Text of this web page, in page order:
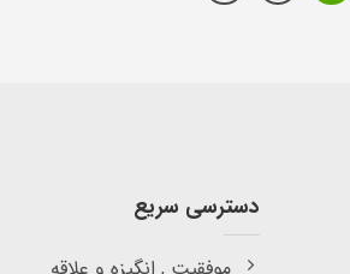
دسترسی سریع